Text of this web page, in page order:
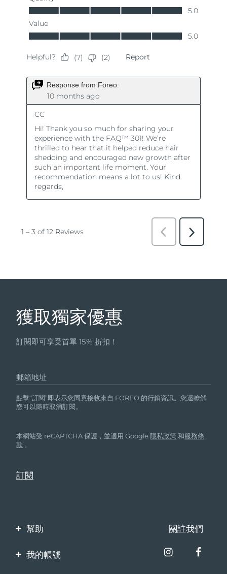
獲取獨家優惠
訂閱即可享受首單 15% 折扣！
郵箱地址
點擊“訂閱”即表示您同意接收來自 FOREO 的行銷資訊。您還瞭解
您可以隨時取消訂閱。
本網站受 reCAPTCHA 保護，並適用 Google隱私政策 和服務條
款 。
幫助
聯繫我們
關註我們
我的帳號